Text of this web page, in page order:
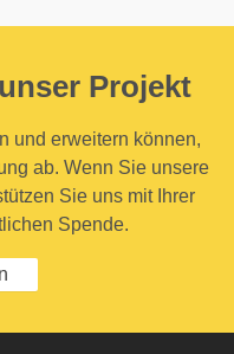
Projekt
und erweitern können,
ab. Wenn Sie unsere
Sie uns mit Ihrer
Spende.